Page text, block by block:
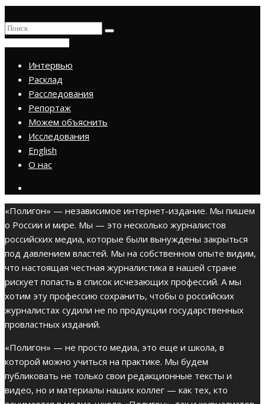
Интервью
Расклад
Расследования
Репортаж
Можем объяснить
Исследования
English
О нас
«Полигон» — независимое интернет-издание. Мы пишем
о России и мире. Мы — это несколько журналистов
российских медиа, которые были вынуждены закрыться
под давлением властей. Мы на собственном опыте видим,
что настоящая честная журналистика в нашей стране
рискует попасть в список исчезающих профессий. А мы
хотим эту профессию сохранить, чтобы о российских
журналистах судили не по продукции государственных
провластных изданий.
«Полигон» — не просто медиа, это еще и школа, в
которой можно учиться на практике. Мы будем
публиковать не только свои редакционные тексты и
видео, но и материалы наших коллег — как тех, кто